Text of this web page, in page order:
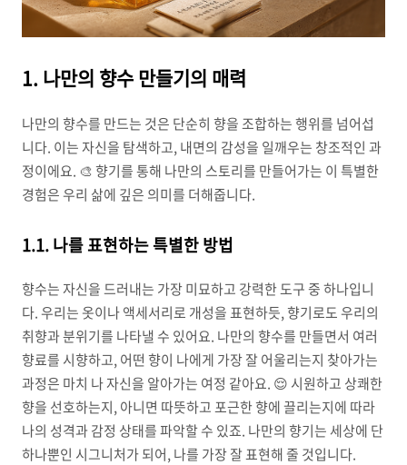
1. 나만의 향수 만들기의 매력
나만의 향수를 만드는 것은 단순히 향을 조합하는 행위를 넘어섭
니다. 이는 자신을 탐색하고, 내면의 감성을 일깨우는 창조적인 과
정이에요. 🎨 향기를 통해 나만의 스토리를 만들어가는 이 특별한
경험은 우리 삶에 깊은 의미를 더해줍니다.
1.1. 나를 표현하는 특별한 방법
향수는 자신을 드러내는 가장 미묘하고 강력한 도구 중 하나입니
다. 우리는 옷이나 액세서리로 개성을 표현하듯, 향기로도 우리의
취향과 분위기를 나타낼 수 있어요. 나만의 향수를 만들면서 여러
향료를 시향하고, 어떤 향이 나에게 가장 잘 어울리는지 찾아가는
과정은 마치 나 자신을 알아가는 여정 같아요. 😌 시원하고 상쾌한
향을 선호하는지, 아니면 따뜻하고 포근한 향에 끌리는지에 따라
나의 성격과 감정 상태를 파악할 수 있죠. 나만의 향기는 세상에 단
하나뿐인 시그니처가 되어, 나를 가장 잘 표현해 줄 것입니다.